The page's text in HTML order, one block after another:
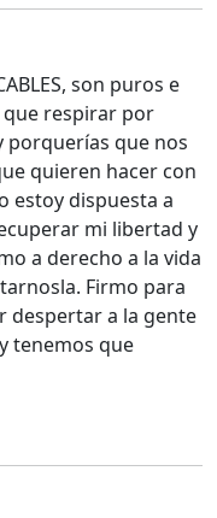
son puros e
respirar por
porquerías que nos
quieren hacer con
estoy dispuesta a
mi libertad y
a derecho a la vida
Firmo para
despertar a la gente
tenemos que